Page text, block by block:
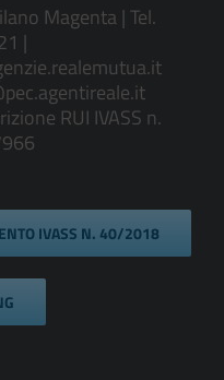
Magenta | Tel.
|
RUI IVASS n.
IVASS N. 40/2018